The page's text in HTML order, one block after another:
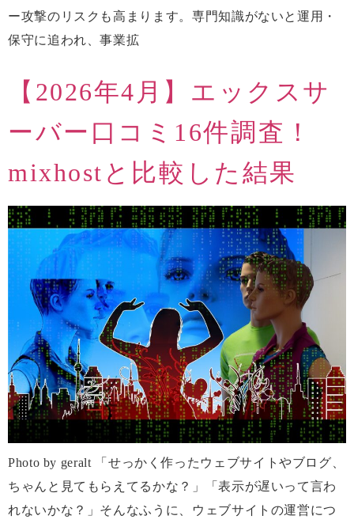
ー攻撃のリスクも高まります。専門知識がないと運用・
保守に追われ、事業拡
【2026年4月】エックスサ
ーバー口コミ16件調査！
mixhostと比較した結果
Photo by geralt 「せっかく作ったウェブサイトやブログ、
ちゃんと見てもらえてるかな？」「表示が遅いって言わ
れないかな？」そんなふうに、ウェブサイトの運営につ